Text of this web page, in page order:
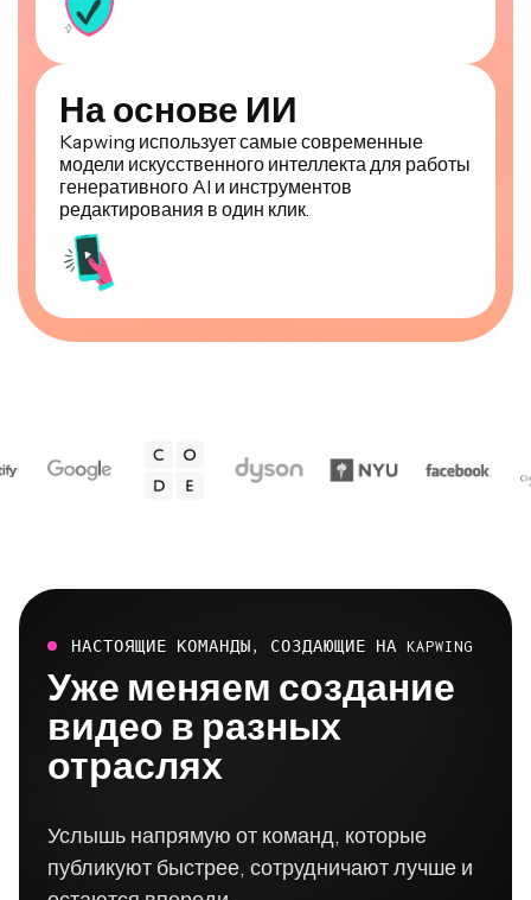
На основе ИИ
Kapwing использует самые современные
модели искусственного интеллекта для работы
генеративного AI и инструментов
редактирования в один клик.
Уже меняем создание
видео в разных
отраслях
публикуют быстрее, сотрудничают лучше и
остаются впереди.